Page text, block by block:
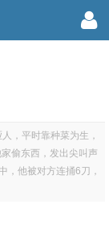
，平时靠种菜为生，
偷东西，发出尖叫声
，他被对方连捅6刀，